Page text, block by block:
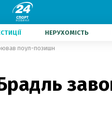
НЕРУХОМІСТЬ
поул-позишн